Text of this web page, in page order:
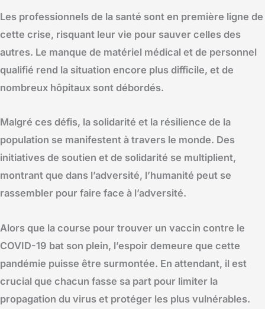
Les professionnels de la santé sont en première ligne de
cette crise, risquant leur vie pour sauver celles des
autres. Le manque de matériel médical et de personnel
qualifié rend la situation encore plus difficile, et de
nombreux hôpitaux sont débordés.
Malgré ces défis, la solidarité et la résilience de la
population se manifestent à travers le monde. Des
initiatives de soutien et de solidarité se multiplient,
montrant que dans l’adversité, l’humanité peut se
rassembler pour faire face à l’adversité.
Alors que la course pour trouver un vaccin contre le
COVID-19 bat son plein, l’espoir demeure que cette
pandémie puisse être surmontée. En attendant, il est
crucial que chacun fasse sa part pour limiter la
propagation du virus et protéger les plus vulnérables.